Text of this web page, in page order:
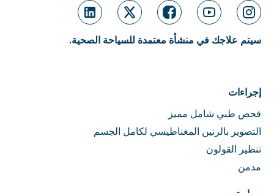
سيتم علاجك في منشأة معتمدة للسياحة الصحية.
إجراءات
فحص طبي شامل مميز
التصوير بالرنين المغناطيسي لكامل الجسم
تنظير القولون
مدمن